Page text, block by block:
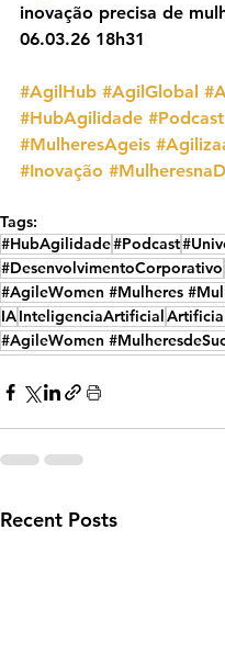
inovação precisa de
06.03.26 18h31
#AgilHub #AgilGlobal
#HubAgilidade #Podcast
#MulheresAgeis
#Inovação
Tags:
#HubAgilidade#Podcast
#DesenvolvimentoCorporativo
IAInteligenciaArtificial
Recent Posts